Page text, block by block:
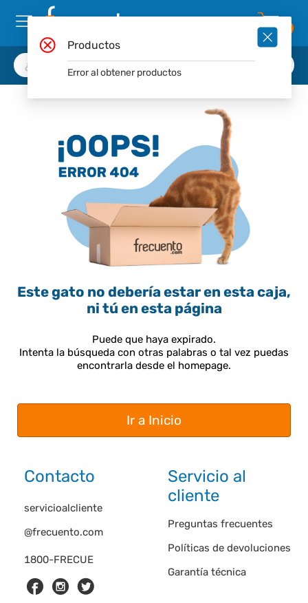
Este gato no debería estar en esta caja,
ni tú en esta página
Puede que haya expirado.
Intenta la búsqueda con otras palabras o tal vez puedas
encontrarla desde el homepage.
Ir a Inicio
Contacto
1800-FRECUE
servicioalcliente
@frecuento.com
Servicio al
cliente
Preguntas frecuentes
Políticas de devoluciones
Garantía técnica
Productos
Error al obtener productos